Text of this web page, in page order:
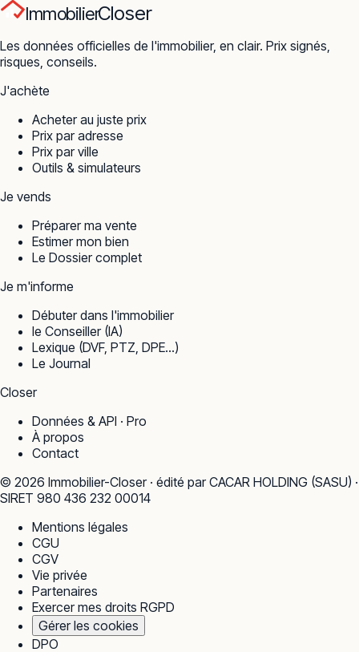
ImmobilierCloser
Les données officielles de l'immobilier, en clair. Prix signés,
risques, conseils.
J'achète
Acheter au juste prix
Prix par adresse
Prix par ville
Outils & simulateurs
Je vends
Préparer ma vente
Estimer mon bien
Le Dossier complet
Je m'informe
Débuter dans l'immobilier
le Conseiller (IA)
Lexique (DVF, PTZ, DPE…)
Le Journal
Closer
Données & API · Pro
À propos
Contact
© 2026 Immobilier-Closer · édité par CACAR HOLDING (SASU) ·
SIRET 980 436 232 00014
Mentions légales
CGU
CGV
Vie privée
Partenaires
Exercer mes droits RGPD
Gérer les cookies
DPO